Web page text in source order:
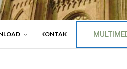
KONTAK